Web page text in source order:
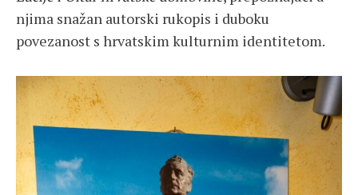
njima snažan autorski rukopis i duboku
povezanost s hrvatskim kulturnim identitetom.